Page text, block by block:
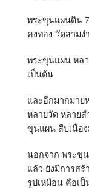
พระขุนแผนดิน
คงทอง วัดสาม
พระขุนแผน หล
เป็นต้น
และอีกมากมาย
หลายวัด หลาย
ขุนแผน สืบเนื่อ
นอกจาก พระขุ
แล้ว ยังมีการส
รูปเหมือน คือเ